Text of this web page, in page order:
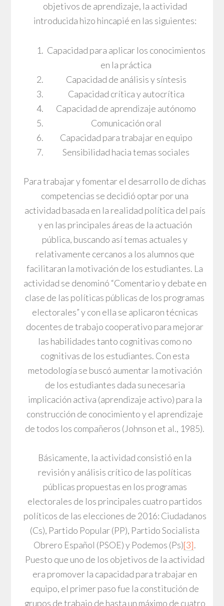
objetivos de aprendizaje, la actividad
introducida hizo hincapié en las siguientes:
Capacidad para aplicar los conocimientos
en la práctica
Capacidad de análisis y síntesis
Capacidad crítica y autocrítica
Capacidad de aprendizaje autónomo
Comunicación oral
Capacidad para trabajar en equipo
Sensibilidad hacia temas sociales
Para trabajar y fomentar el desarrollo de dichas
competencias se decidió optar por una
actividad basada en la realidad política del país
y en las principales áreas de la actuación
pública, buscando así temas actuales y
relativamente cercanos a los alumnos que
facilitaran la motivación de los estudiantes. La
actividad se denominó “Comentario y debate en
clase de las políticas públicas de los programas
electorales” y con ella se aplicaron técnicas
docentes de trabajo cooperativo para mejorar
las habilidades tanto cognitivas como no
cognitivas de los estudiantes. Con esta
metodología se buscó aumentar la motivación
de los estudiantes dada su necesaria
implicación activa (aprendizaje activo) para la
construcción de conocimiento y el aprendizaje
de todos los compañeros (Johnson et al., 1985).
Básicamente, la actividad consistió en la
revisión y análisis crítico de las políticas
públicas propuestas en los programas
electorales de los principales cuatro partidos
políticos de las elecciones de 2016: Ciudadanos
(Cs), Partido Popular (PP), Partido Socialista
Obrero Español (PSOE) y Podemos (Ps)[3].
Puesto que uno de los objetivos de la actividad
era promover la capacidad para trabajar en
equipo, el primer paso fue la constitución de
grupos de trabajo de hasta un máximo de cuatro